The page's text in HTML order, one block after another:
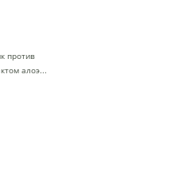
против
алоэ